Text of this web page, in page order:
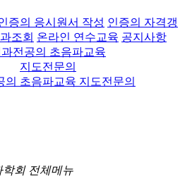
증의 응시원서 작성 인증의 자격갱
조회 온라인 연수교육 공지사항
전공의 초음파교육
지도전문의
의 초음파교육 지도전문의
학회 전체메뉴